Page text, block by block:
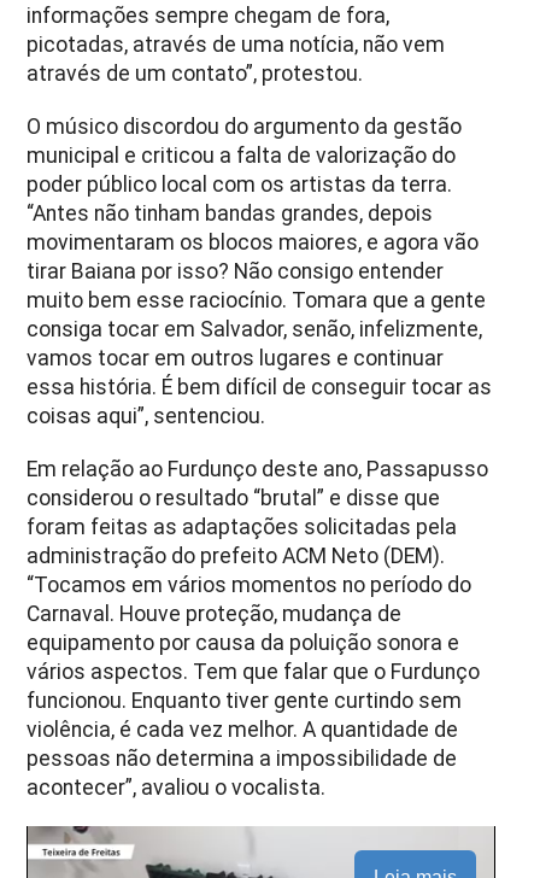
informações sempre chegam de fora,
picotadas, através de uma notícia, não vem
através de um contato”, protestou.
O músico discordou do argumento da gestão
municipal e criticou a falta de valorização do
poder público local com os artistas da terra.
“Antes não tinham bandas grandes, depois
movimentaram os blocos maiores, e agora vão
tirar Baiana por isso? Não consigo entender
muito bem esse raciocínio. Tomara que a gente
consiga tocar em Salvador, senão, infelizmente,
vamos tocar em outros lugares e continuar
essa história. É bem difícil de conseguir tocar as
coisas aqui”, sentenciou.
Em relação ao Furdunço deste ano, Passapusso
considerou o resultado “brutal” e disse que
foram feitas as adaptações solicitadas pela
administração do prefeito ACM Neto (DEM).
“Tocamos em vários momentos no período do
Carnaval. Houve proteção, mudança de
equipamento por causa da poluição sonora e
vários aspectos. Tem que falar que o Furdunço
funcionou. Enquanto tiver gente curtindo sem
violência, é cada vez melhor. A quantidade de
pessoas não determina a impossibilidade de
acontecer”, avaliou o vocalista.